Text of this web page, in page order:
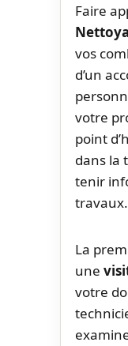
Faire
vos
d’un
votre
point
dans la
tenir
travaux.
La
une
votre